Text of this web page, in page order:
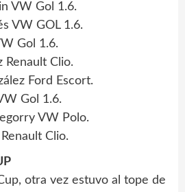
VW Gol 1.6.
VW GOL 1.6.
Gol 1.6.
Renault Clio.
Ford Escort.
Gol 1.6.
VW Polo.
Clio.
otra vez estuvo al tope de